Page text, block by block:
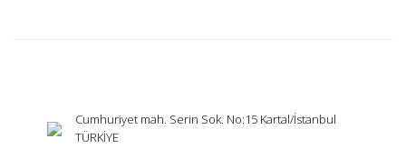
Cumhuriyet mah. Serin Sok. No:15 Kartal/İstanbul
TÜRKİYE